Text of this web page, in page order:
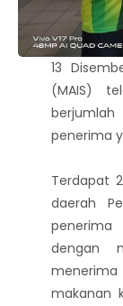
13
(MAIS)
penerima
Terdapat
daerah
penerima
dengan
makanan